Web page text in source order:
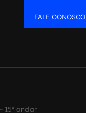
FALE CONOSCO
15º andar